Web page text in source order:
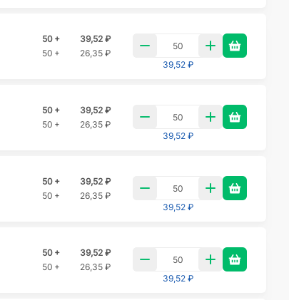
50 +
39,52 ₽
50 +
26,35 ₽
39,52 ₽
50 +
39,52 ₽
50 +
26,35 ₽
39,52 ₽
50 +
39,52 ₽
50 +
26,35 ₽
39,52 ₽
50 +
39,52 ₽
50 +
26,35 ₽
39,52 ₽